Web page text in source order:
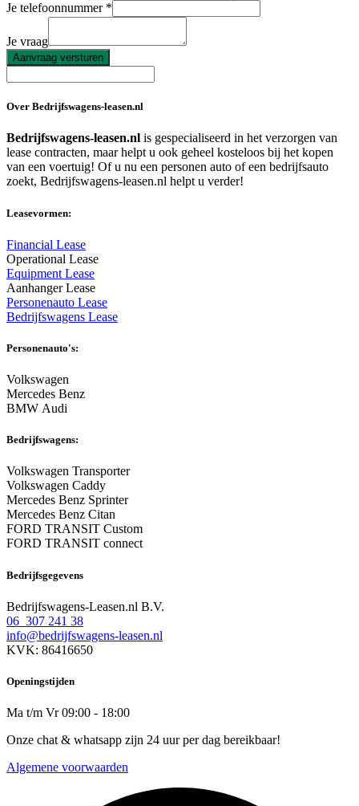
Je telefoonnummer
Je vraag
Aanvraag versturen
Over Bedrijfswagens-leasen.nl
Bedrijfswagens-leasen.nl is gespecialiseerd in het verzorgen van
lease contracten, maar helpt u ook geheel kosteloos bij het kopen
van een voertuig! Of u nu een personen auto of een bedrijfsauto
zoekt, Bedrijfswagens-leasen.nl helpt u verder!
Leasevormen:
Financial Lease
Operational Lease
Equipment Lease
Aanhanger Lease
Personenauto Lease
Bedrijfswagens Lease
Personenauto's:
Volkswagen
Mercedes Benz
BMW Audi
Bedrijfswagens:
Volkswagen Transporter
Volkswagen Caddy
Mercedes Benz Sprinter
Mercedes Benz Citan
FORD TRANSIT Custom
FORD TRANSIT connect
Bedrijfsgegevens
Bedrijfswagens-Leasen.nl B.V.
06 307 241 38
info@bedrijfswagens-leasen.nl
KVK: 86416650
Openingstijden
Ma t/m Vr 09:00 - 18:00
Onze chat & whatsapp zijn 24 uur per dag bereikbaar!
Algemene voorwaarden